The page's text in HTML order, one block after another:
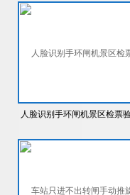
人脸识别手环闸机景区检票